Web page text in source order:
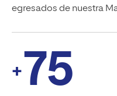
egresados de nuestra
+75